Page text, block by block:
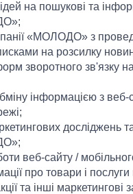
на пошукові та
«МОЛОДО» з
на розсилку
зворотного зв'язку
інформацією з
досліджень
веб-сайту /
про товари і
та інші маркетингові